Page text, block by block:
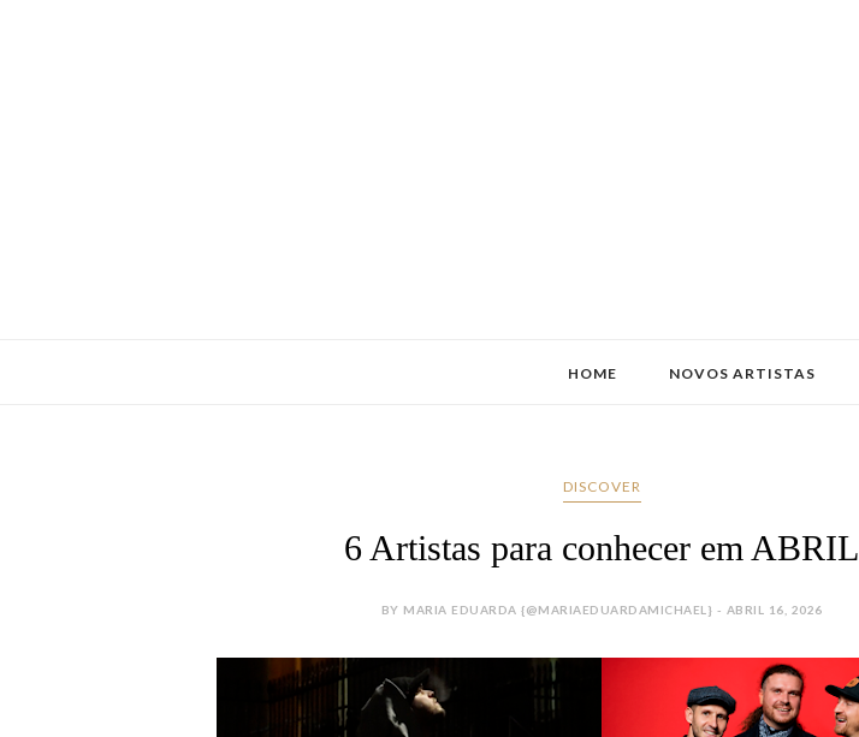
HOME NOVOS ARTISTAS
DISCOVER
6 Artistas para conhecer em ABRIL
BY MARIA EDUARDA {@MARIAEDUARDAMICHAEL} - ABRIL 16, 2026